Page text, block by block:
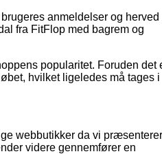
anmeldelser og herved
fra FitFlop med bagrem og
popularitet. Foruden det
hvilket ligeledes må tages i
webbutikker da vi præsenterer
videre gennemfører en